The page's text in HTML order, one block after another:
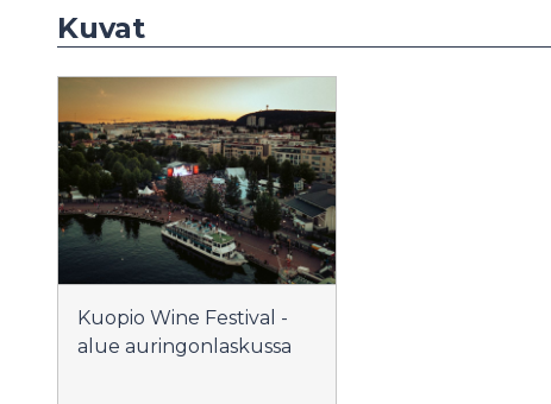
Kuvat
Kuopio Wine Festival -
alue auringonlaskussa